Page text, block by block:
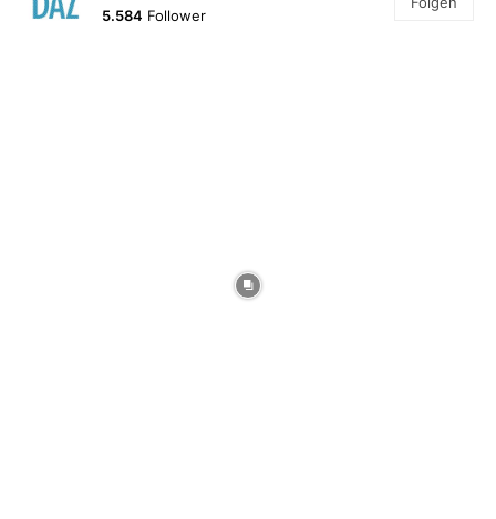
5.584 Follower